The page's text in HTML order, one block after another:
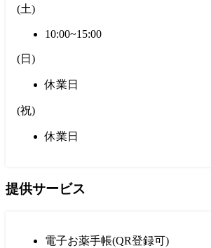
(土)
10:00~15:00
(日 )
休業日
(祝)
休業日
提供サービス
電子お薬手帳(QR登録可)